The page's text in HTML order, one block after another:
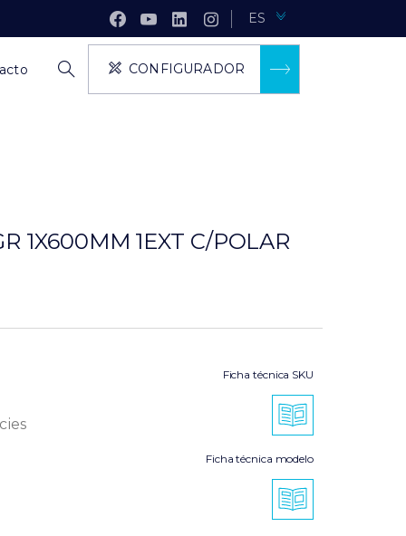
ES
CONFIGURADOR
1X600MM 1EXT C/POLAR
Ficha técnica SKU
Ficha técnica modelo